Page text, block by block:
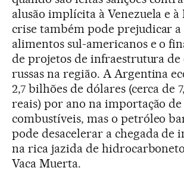
alusão implícita à Venezuela e à
crise também pode prejudicar
alimentos sul-americanos e o
de projetos de infraestrutura de
russas na região. A Argentina
2,7 bilhões de dólares (cerca de
reais) por ano na importação de
combustíveis, mas o petróleo
pode desacelerar a chegada de
na rica jazida de
Vaca Muerta.